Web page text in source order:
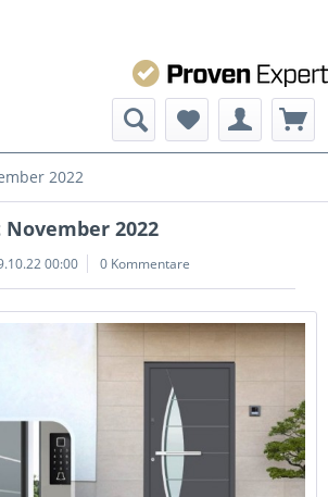
2022
2022
00:00 0 Kommentare